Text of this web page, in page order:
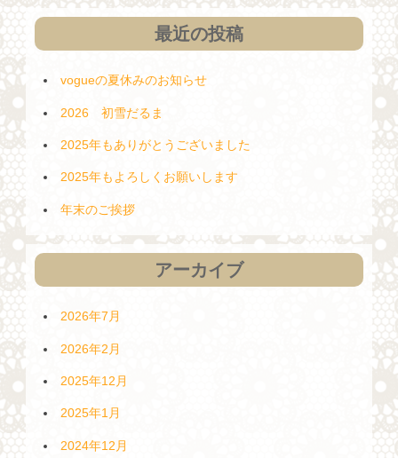
ン
最近の投稿
vogueの夏休みのお知らせ
2026 初雪だるま
2025年もありがとうございました
2025年もよろしくお願いします
年末のご挨拶
アーカイブ
2026年7月
2026年2月
2025年12月
2025年1月
2024年12月